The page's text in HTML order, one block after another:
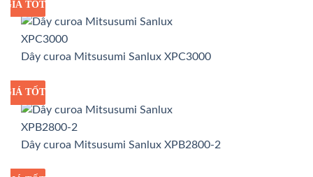
GIÁ SỈ
GIÁ TỐT
Dây curoa Mitsusumi Sanlux XPC3000
GIÁ SỈ
GIÁ TỐT
Dây curoa Mitsusumi Sanlux XPB2800-2